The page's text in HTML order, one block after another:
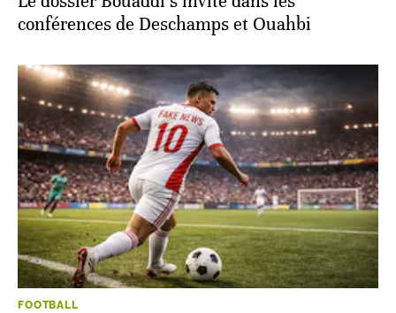
conférences de Deschamps et Ouahbi
FOOTBALL